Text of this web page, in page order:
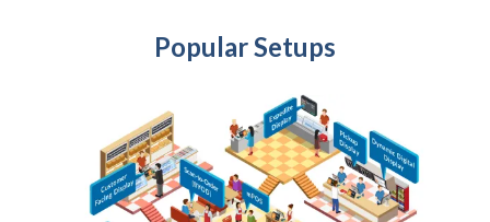
Popular Setups